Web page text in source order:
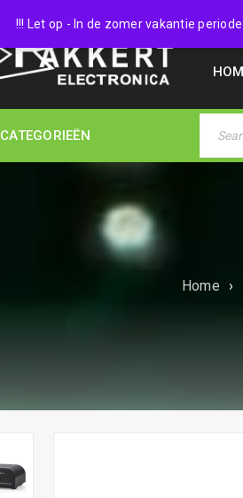
!!! Let op - In de zomer vakantie
CATEGORIEËN
Home ›